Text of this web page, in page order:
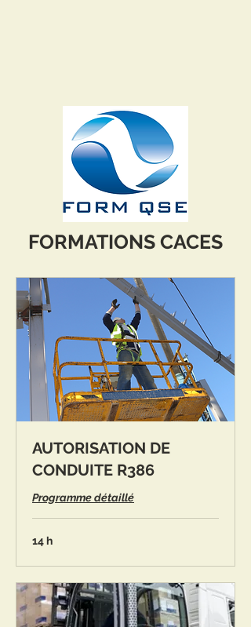
FORMATIONS CACES
AUTORISATION DE
CONDUITE R386
Programme détaillé
14 h